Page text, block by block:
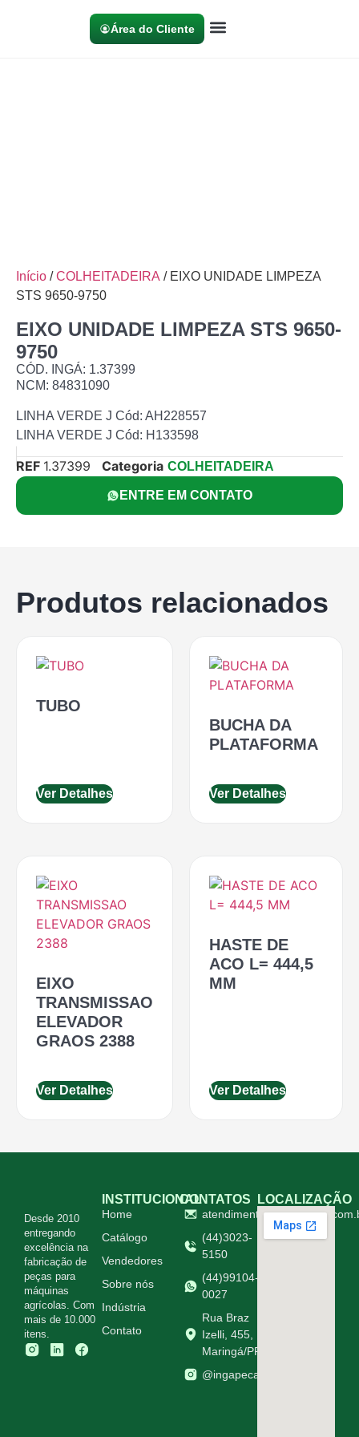
Área do Cliente
Início /COLHEITADEIRA / EIXO UNIDADE LIMPEZA
STS 9650-9750
EIXO UNIDADE LIMPEZA STS 9650-
9750
CÓD. INGÁ: 1.37399
NCM: 84831090
LINHA VERDE J Cód: AH228557
LINHA VERDE J Cód: H133598
REF 1.37399 Categoria COLHEITADEIRA
ENTRE EM CONTATO
Produtos relacionados
TUBO
Ver Detalhes
BUCHA DA
PLATAFORMA
Ver Detalhes
EIXO
TRANSMISSAO
ELEVADOR
GRAOS 2388
Ver Detalhes
HASTE DE
ACO L= 444,5
MM
Ver Detalhes
Desde 2010
entregando
excelência na
fabricação de
peças para
máquinas
agrícolas. Com
mais de 10.000
itens.
INSTITUCIONAL
Home
Catálogo
Vendedores
Sobre nós
Indústria
Contato
CONTATOS
(44)3023-
5150
(44)99104-
0027
Rua Braz
Izelli, 455,
Maringá/PR
@ingapecasagricolas
LOCALIZAÇÃO